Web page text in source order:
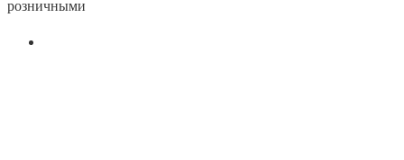
розничными